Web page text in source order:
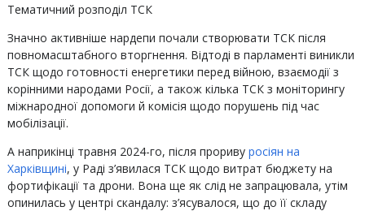
Тематичний розподіл ТСК
Значно активніше нардепи почали створювати ТСК після
повномасштабного вторгнення. Відтоді в парламенті виникли
ТСК щодо готовності енергетики перед війною, взаємодії з
корінними народами Росії, а також кілька ТСК з моніторингу
міжнародної допомоги й комісія щодо порушень під час
мобілізації.
А наприкінці травня 2024-го, після прориву росіян на
Харківщині, у Раді з’явилася ТСК щодо витрат бюджету на
фортифікації та дрони. Вона ще як слід не запрацювала, утім
опинилась у центрі скандалу: з’ясувалося, що до її складу